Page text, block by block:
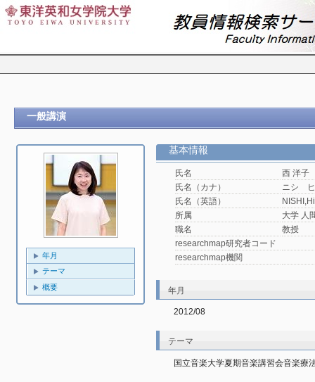
一般講演
年月
テーマ
概要
基本情報
氏名
西 洋子
氏名（カナ）
ニシ
氏名（英語）
所属
大学 人
職名
教授
researchmap研究者コード
researchmap機関
年月
2012/08
テーマ
国立音楽大学夏期音楽講習会音楽療